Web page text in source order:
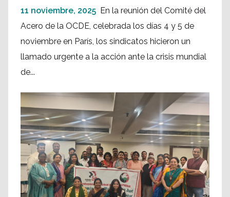
11 noviembre, 2025 En la reunión del Comité del
Acero de la OCDE, celebrada los días 4 y 5 de
noviembre en París, los sindicatos hicieron un
llamado urgente a la acción ante la crisis mundial
de...